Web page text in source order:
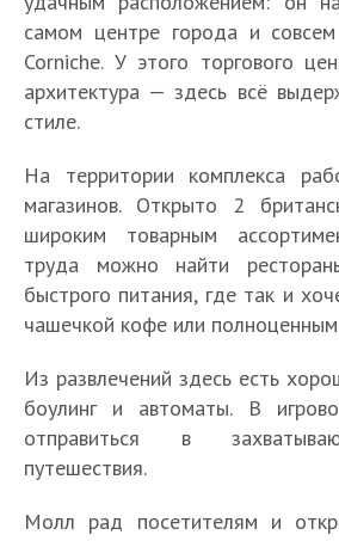
самом центре города и
Corniche. У этого торгового
архитектура — здесь всё
стиле.
На территории комплекса
магазинов. Открыто 2
широким товарным
труда можно найти
быстрого питания, где так и
чашечкой кофе или
Из развлечений здесь есть
боулинг и автоматы. В
отправиться в
путешествия.
Молл рад посетителям и